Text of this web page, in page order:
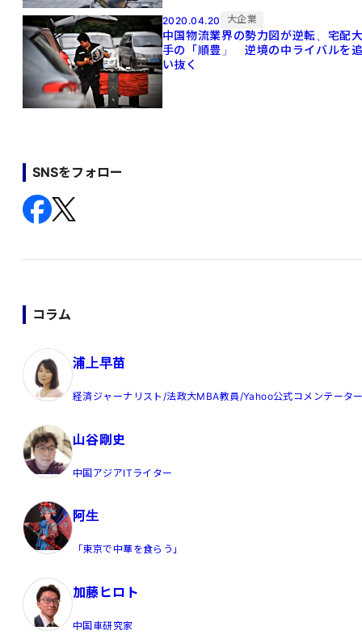
2020.04.20 大企業
中国物流業界の勢力図が逆転、宅配
手の「順豊」 逆境の中ライバルを
い抜く
SNSをフォロー
コラム
浦上早苗
経済ジャーナリスト/法政大MBA教員/Yahoo公式コメンテータ
山谷剛史
中国アジアITライター
阿生
「東京で中華を食らう」
加藤ヒロト
中国車研究家